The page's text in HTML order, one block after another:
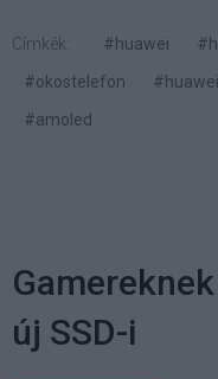
Címkék: #huawei
#okostelefon
#amoled
új SSD-i